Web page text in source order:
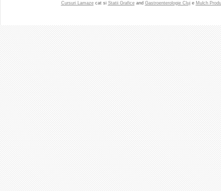
Cursuri Lamazecat si Statii Graficeand Gastroenterologie Cluje Mulch